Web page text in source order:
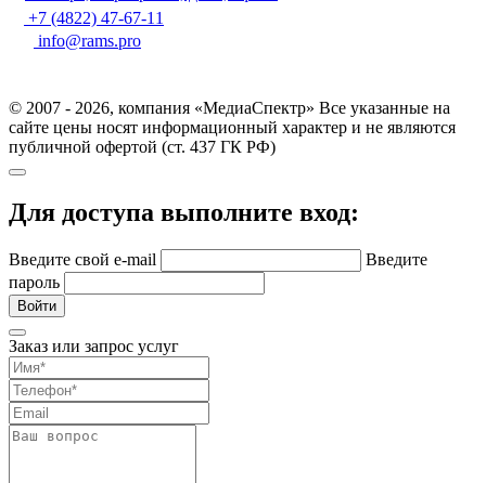
+7 (4822) 47-67-11
info@rams.pro
© 2007 - 2026, компания «МедиаСпектр» Все указанные на
сайте цены носят информационный характер и не являются
публичной офертой (ст. 437 ГК РФ)
Для доступа выполните вход:
Введите свой e-mail
Введите
пароль
Войти
Заказ или запрос услуг